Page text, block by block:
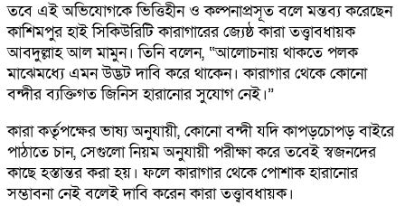
তবে এই অভিযোগকে ভিত্তিহীন ও কল্পনাপ্রসূত বলে মন্তব্য করেছেন
কাশিমপুর হাই সিকিউরিটি কারাগারের জ্যেষ্ঠ কারা তত্ত্বাবধায়ক
আবদুল্লাহ আল মামুন। তিনি বলেন, “আলোচনায় থাকতে পলক
মাঝেমধ্যে এমন উদ্ভট দাবি করে থাকেন। কারাগার থেকে কোনো
বন্দীর ব্যক্তিগত জিনিস হারানোর সুযোগ নেই।”
কারা কর্তৃপক্ষের ভাষ্য অনুযায়ী, কোনো বন্দী যদি কাপড়চোপড় বাইরে
পাঠাতে চান, সেগুলো নিয়ম অনুযায়ী পরীক্ষা করে তবেই স্বজনদের
কাছে হস্তান্তর করা হয়। ফলে কারাগার থেকে পোশাক হারানোর
সম্ভাবনা নেই বলেই দাবি করেন কারা তত্ত্বাবধায়ক।